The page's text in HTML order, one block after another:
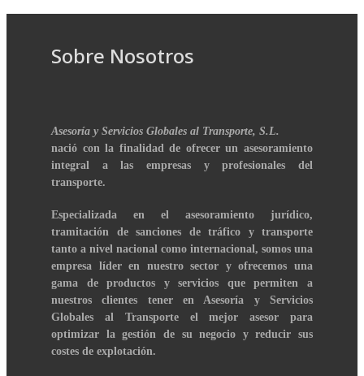
Sobre Nosotros
Asesoría y Servicios Globales al Transporte, S.L.
nació con la finalidad de ofrecer un asesoramiento
integral a las empresas y profesionales del
transporte.
Especializada en el asesoramiento jurídico,
tramitación de sanciones de tráfico y transporte
tanto a nivel nacional como internacional, somos una
empresa líder en nuestro sector y ofrecemos una
gama de productos y servicios que permiten a
nuestros clientes tener en Asesoría y Servicios
Globales al Transporte el mejor asesor para
optimizar la gestión de su negocio y reducir sus
costes de explotación.